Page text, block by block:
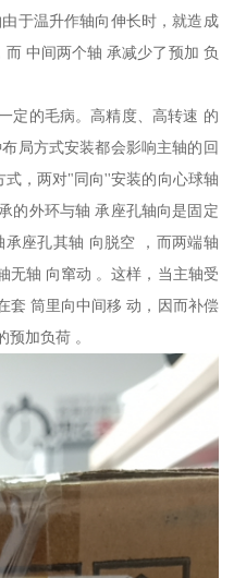
于温升作轴向伸长时，就造成
中间两个轴 承减少了预加 负
定的毛病。高精度、高转速 的
局方式安装都会影响主轴的回
，两对"同向''安装的向心球轴
的外环与轴 承座孔轴向是固定
座孔其轴 向脱空 ，而两端轴
无轴 向窜动 。这样，当主轴受
套 筒里向中间移 动，因而补偿
加负荷 。